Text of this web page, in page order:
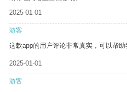
2025-01-01
游客
这款app的用户评论非常真实，可以帮助
2025-01-01
游客